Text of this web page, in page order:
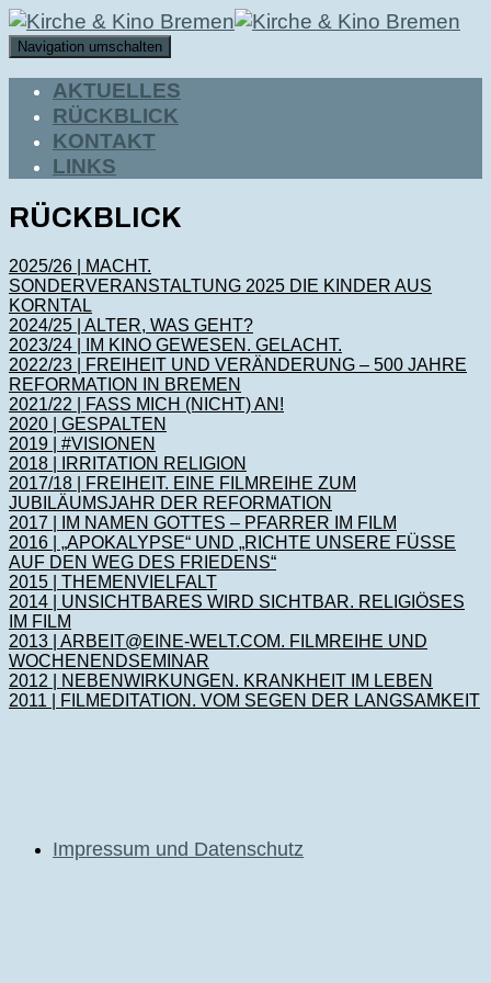
Navigation umschalten
AKTUELLES
RÜCKBLICK
KONTAKT
LINKS
RÜCKBLICK
2025/26 | MACHT.
SONDERVERANSTALTUNG 2025 DIE KINDER AUS
KORNTAL
2024/25 | ALTER, WAS GEHT?
2023/24 | IM KINO GEWESEN. GELACHT.
2022/23 | FREIHEIT UND VERÄNDERUNG – 500 JAHRE
REFORMATION IN BREMEN
2021/22 | FASS MICH (NICHT) AN!
2020 | GESPALTEN
2019 | #VISIONEN
2018 | IRRITATION RELIGION
2017/18 | FREIHEIT. EINE FILMREIHE ZUM
JUBILÄUMSJAHR DER REFORMATION
2017 | IM NAMEN GOTTES – PFARRER IM FILM
2016 | „APOKALYPSE“ UND „RICHTE UNSERE FÜSSE
AUF DEN WEG DES FRIEDENS“
2015 | THEMENVIELFALT
2014 | UNSICHTBARES WIRD SICHTBAR. RELIGIÖSES
IM FILM
2013 | ARBEIT@EINE-WELT.COM. FILMREIHE UND
WOCHENENDSEMINAR
2012 | NEBENWIRKUNGEN. KRANKHEIT IM LEBEN
2011 | FILMEDITATION. VOM SEGEN DER LANGSAMKEIT
Impressum und Datenschutz